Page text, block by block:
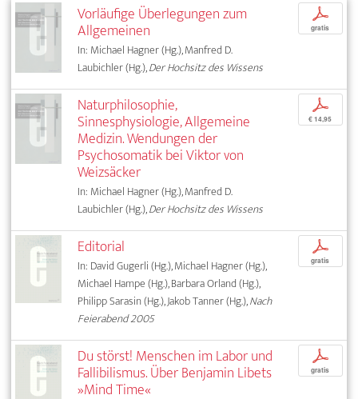
Vorläufige Überlegungen zum
Allgemeinen
In: Michael Hagner (Hg.), Manfred D.
Laubichler (Hg.),Der Hochsitz des Wissens
p
gratis
Naturphilosophie,
Sinnesphysiologie, Allgemeine
Medizin. Wendungen der
Psychosomatik bei Viktor von
Weizsäcker
In: Michael Hagner (Hg.), Manfred D.
Laubichler (Hg.),Der Hochsitz des Wissens
p
€ 14,95
Editorial
In: David Gugerli (Hg.), Michael Hagner (Hg.),
Michael Hampe (Hg.), Barbara Orland (Hg.),
Philipp Sarasin (Hg.), Jakob Tanner (Hg.),Nach
Feierabend 2005
p
gratis
Du störst! Menschen im Labor und
Fallibilismus. Über Benjamin Libets
»Mind Time«
p
gratis